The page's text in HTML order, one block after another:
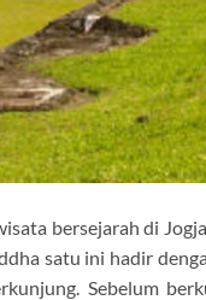
bersejarah di
satu ini hadir
Sebelum